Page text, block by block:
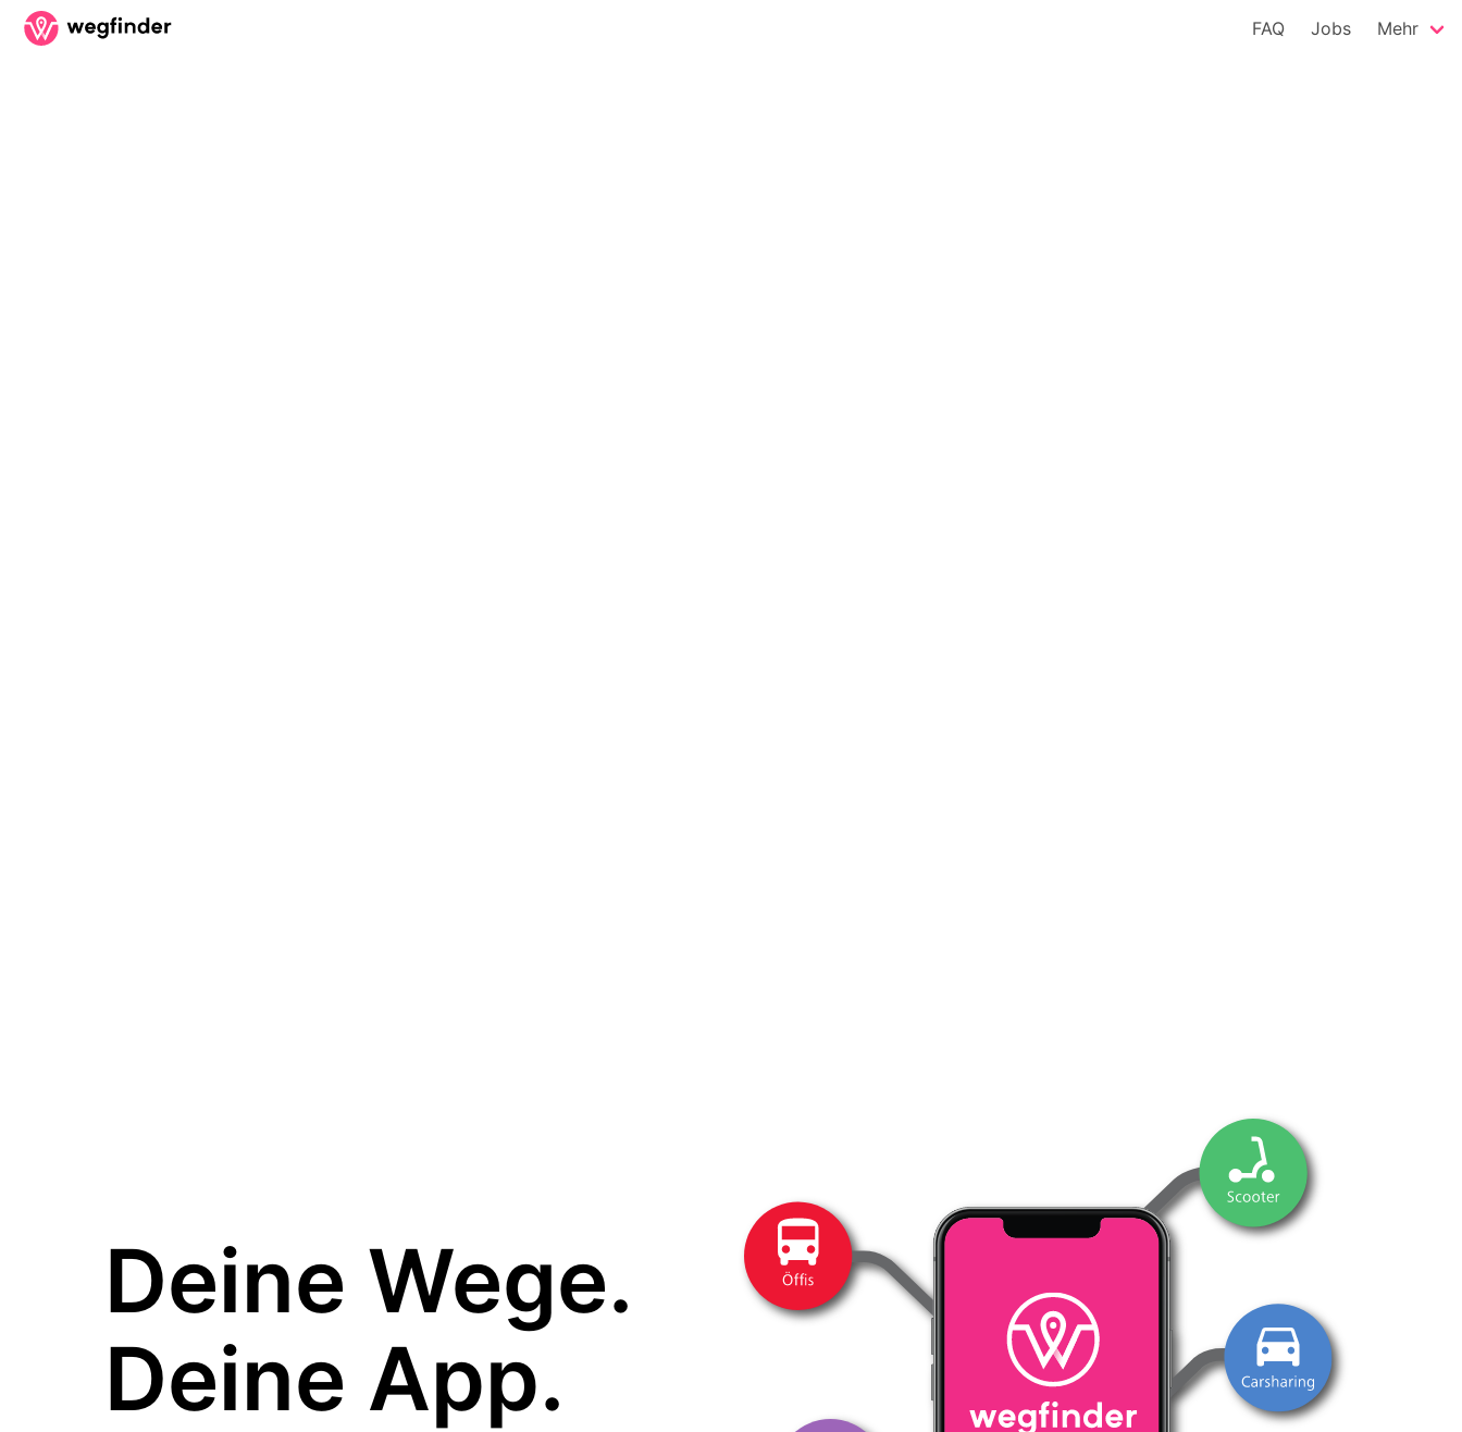
FAQ Jobs Mehr
Deine Wege.
Deine App.